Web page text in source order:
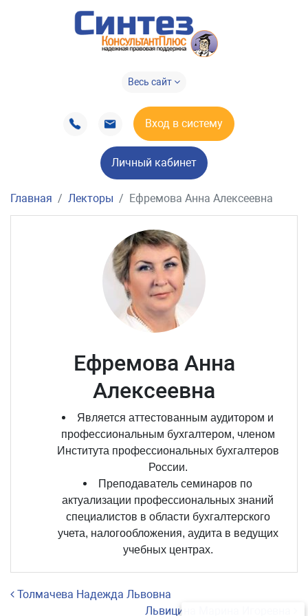
Весь сайт
Вход в систему
Личный кабинет
Главная Лекторы Ефремова Анна Алексеевна
Ефремова Анна
Алексеевна
Является аттестованным аудитором и
профессиональным бухгалтером, членом
Института профессиональных бухгалтеров
России.
Преподаватель семинаров по
актуализации профессиональных знаний
специалистов в области бухгалтерского
учета, налогообложения, аудита в ведущих
учебных центрах.
Навигация по записям
Толмачева Надежда Львовна
Львицина Марина Игоревна